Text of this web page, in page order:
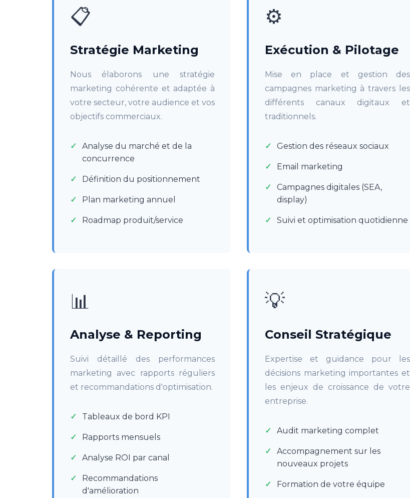
📋
Stratégie Marketing
Nous élaborons une stratégie
marketing cohérente et adaptée à
votre secteur, votre audience et vos
objectifs commerciaux.
Analyse du marché et de la
concurrence
Définition du positionnement
Plan marketing annuel
Roadmap produit/service
⚙️
Exécution & Pilotage
Mise en place et gestion des
campagnes marketing à travers les
différents canaux digitaux et
traditionnels.
Gestion des réseaux sociaux
Email marketing
Campagnes digitales (SEA,
display)
Suivi et optimisation quotidienne
📊
Analyse & Reporting
Suivi détaillé des performances
marketing avec rapports réguliers
et recommandations d'optimisation.
Tableaux de bord KPI
Rapports mensuels
Analyse ROI par canal
Recommandations
d'amélioration
💡
Conseil Stratégique
Expertise et guidance pour les
décisions marketing importantes et
les enjeux de croissance de votre
entreprise.
Audit marketing complet
Accompagnement sur les
nouveaux projets
Formation de votre équipe